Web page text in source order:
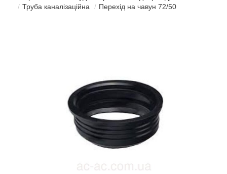
Труба каналізаційна
Перехід на чавун 72/50